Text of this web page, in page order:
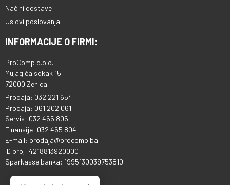
Načini dostave
Uslovi poslovanja
INFORMACIJE O FIRMI:
ProComp d.o.o.
Mujagića sokak 15
72000 Zenica
Prodaja: 032 221 654
Prodaja: 061 202 061
Servis: 032 465 805
Finansije: 032 465 804
E-mail: prodaja@procomp.ba
ID broj: 4218813920000
Sparkasse banka: 1995130039753810